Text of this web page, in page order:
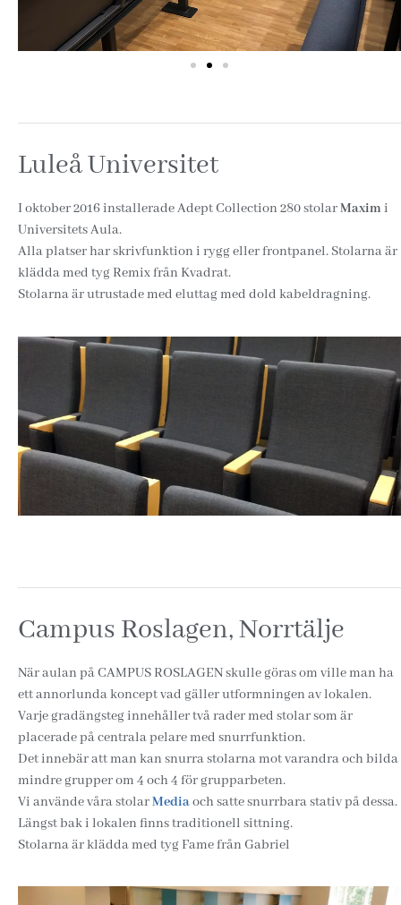
Luleå Universitet
I oktober 2016 installerade Adept Collection 280 stolarMaxim i
Universitets Aula.
Alla platser har skrivfunktion i rygg eller frontpanel. Stolarna är
klädda med tyg Remix från Kvadrat.
Stolarna är utrustade med eluttag med dold kabeldragning.
Campus Roslagen, Norrtälje
När aulan på CAMPUS ROSLAGEN skulle göras om ville man ha
ett annorlunda koncept vad gäller utformningen av lokalen.
Varje gradängsteg innehåller två rader med stolar som är
placerade på centrala pelare med snurrfunktion.
Det innebär att man kan snurra stolarna mot varandra och bilda
mindre grupper om 4 och 4 för grupparbeten.
Vi använde våra stolarMediaoch satte snurrbara stativ på dessa.
Längst bak i lokalen finns traditionell sittning.
Stolarna är klädda med tyg Fame från Gabriel